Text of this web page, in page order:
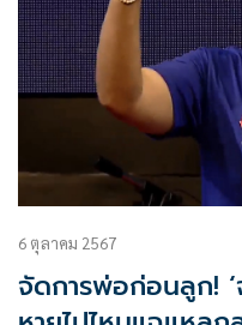
6 ตุลาคม 2567
จัดการพ่อก่อนลูก!